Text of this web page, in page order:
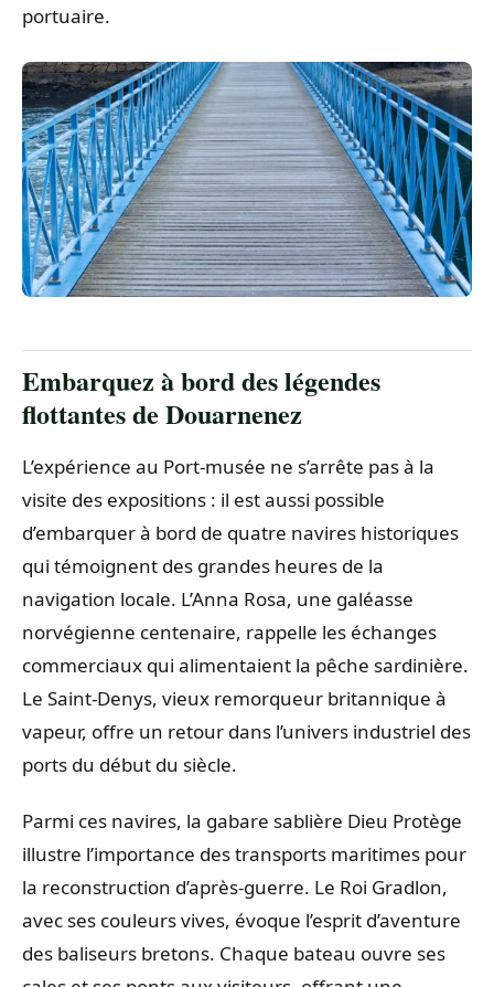
portuaire.
Embarquez à bord des légendes
flottantes de Douarnenez
L’expérience au Port-musée ne s’arrête pas à la
visite des expositions : il est aussi possible
d’embarquer à bord de quatre navires historiques
qui témoignent des grandes heures de la
navigation locale. L’Anna Rosa, une galéasse
norvégienne centenaire, rappelle les échanges
commerciaux qui alimentaient la pêche sardinière.
Le Saint-Denys, vieux remorqueur britannique à
vapeur, offre un retour dans l’univers industriel des
ports du début du siècle.
Parmi ces navires, la gabare sablière Dieu Protège
illustre l’importance des transports maritimes pour
la reconstruction d’après-guerre. Le Roi Gradlon,
avec ses couleurs vives, évoque l’esprit d’aventure
des baliseurs bretons. Chaque bateau ouvre ses